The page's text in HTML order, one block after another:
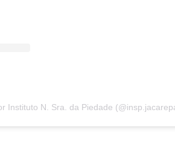
Instituto N. Sra. da Piedade